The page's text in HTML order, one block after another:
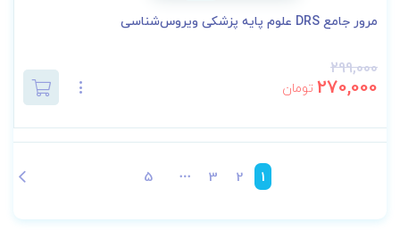
مرور جامع DRS علوم پایه پزشکی ویروس‌شناسی
299,000
270,000 تومان
1
2
3
5